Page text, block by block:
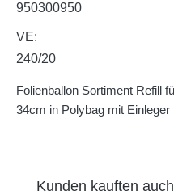
950300950
VE:
240/20
Folienballon Sortiment Refill
34cm in Polybag mit Einleger
Produktgalerie
Kunden kauften auch